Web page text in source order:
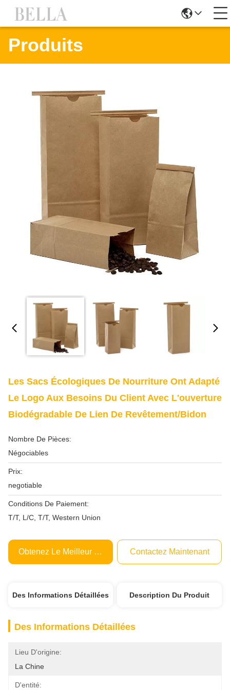
Produits
Les Sacs Écologiques De Nourriture Ont Adapté
Le Logo Aux Besoins Du Client Avec L'ouverture
Biodégradable De Lien De Revêtement/bidon
Nombre De Pièces:
Négociables
Prix:
negotiable
Conditions De Paiement:
T/T, L/C, T/T, Western Union
Obtenez Le Meilleur Prix Contactez Maintenant
Des Informations Détaillées Description Du Produit
Des Informations Détaillées
Lieu D'origine:
La Chine
D'entité: